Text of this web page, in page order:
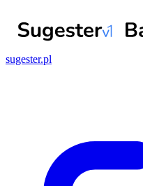
sugester.pl